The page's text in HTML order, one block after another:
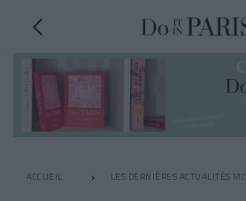
ACCUEIL LES DERNIÈRES ACTUALITÉS